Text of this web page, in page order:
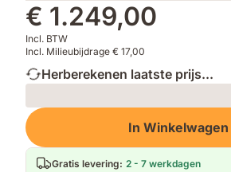
€ 1.249,00
Incl. BTW
Incl. Milieubijdrage € 17,00
Herberekenen laatste prijs...
Loading
In Winkelwagen
Gratis levering: 2 - 7 werkdagen